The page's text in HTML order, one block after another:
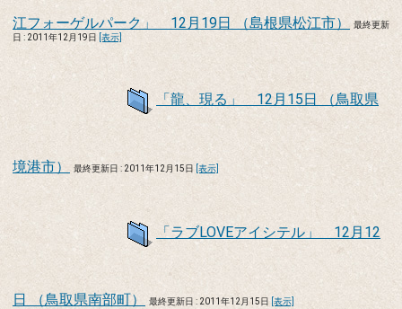
江フォーゲルパーク」 12月19日 （島根県松江市）
最終更新
日 : 2011年12月19日
[表示]
「龍、現る」 12月15日 （鳥取県
境港市） 最終更新日 : 2011年12月15日 [表示]
「ラブLOVEアイシテル」 12月12
日 （鳥取県南部町） 最終更新日 : 2011年12月15日 [表示]